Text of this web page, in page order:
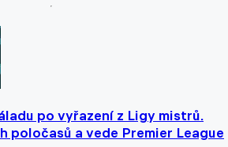
po vyřazení z Ligy mistrů.
poločasů a vede Premier League